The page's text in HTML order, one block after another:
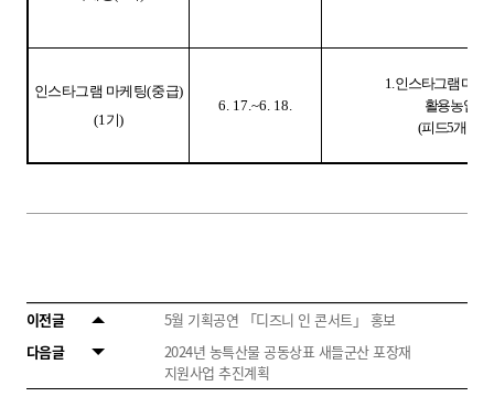
인스타그램 마케팅(중급)
(1 기)
6. 17.~6. 18.
1. 인스타그램 마케
활용농업인
(피드5개이상
이전글
5월 기획공연 「디즈니 인 콘서트」 홍보
다음글
2024년 농특산물 공동상표 새들군산 포장재
지원사업 추진계획